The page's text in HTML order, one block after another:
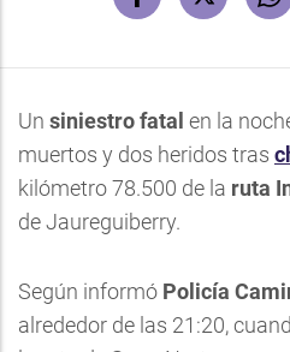
Un siniestro fatal en la
muertos y dos heridos tras
kilómetro 78.500 de la ruta
de Jaureguiberry.
Según informó Policía
alrededor de las 21:20,